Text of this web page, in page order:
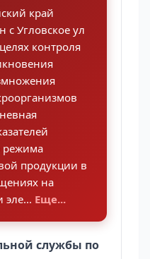
край
с Угловское ул
контроля
режима
продукции в
на
Еще...
службы по